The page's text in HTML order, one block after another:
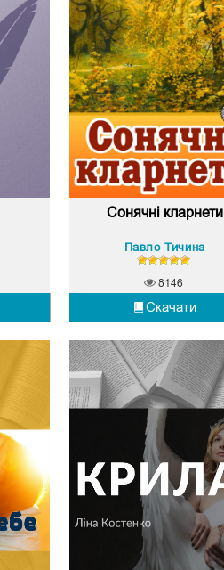
Сонячні кларнети
Павло Тичина
Скачати
8146